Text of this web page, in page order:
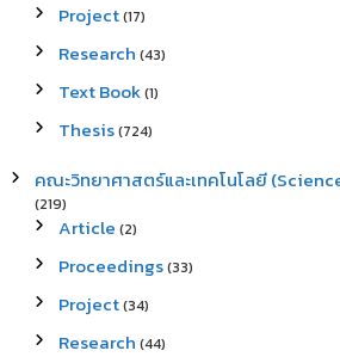
Project(17)
Research (43)
Text Book(1)
Thesis(724)
คณะวิทยาศาสตร์และเทคโนโลยี
(219)
Article (2)
Proceedings(33)
Project(34)
Research (44)